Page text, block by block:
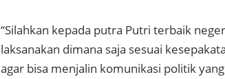
“Silahkan kepada putra Putri terbaik
laksanakan dimana saja sesuai
agar bisa menjalin komunikasi politik